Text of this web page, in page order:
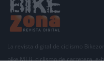
La revista digital de ciclismo
bike MTB, ciclismo de carretera, e-